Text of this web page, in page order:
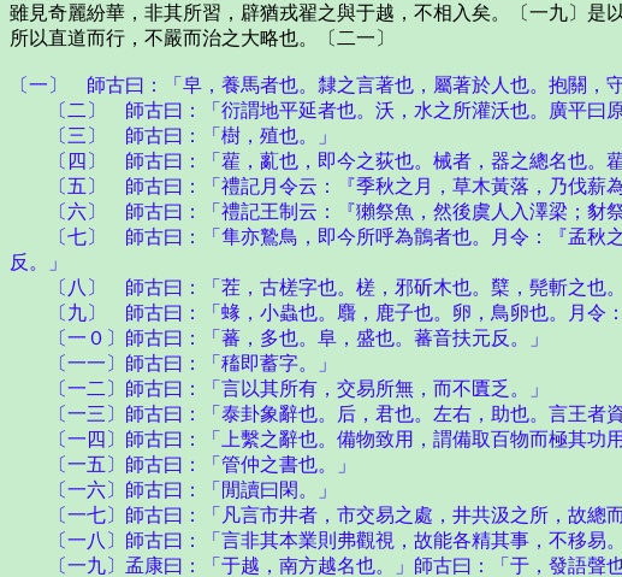
雖見奇麗紛華，非其所習，辟猶戎翟之與于越，不相入矣。〔一九〕
所以直道而行，不嚴而治之大略也。〔二一〕
〔一〕 師古曰：「皁，養馬者也。隸之言著也，屬著於人也。抱關，
〔二〕 師古曰：「衍謂地平延者也。沃，水之所灌沃也。廣平曰原
〔三〕 師古曰：「樹，殖也。」
〔四〕 師古曰：「雚，薍也，即今之荻也。械者，器之總名也。雚
〔五〕 師古曰：「禮記月令云：『季秋之月，草木黃落，乃伐薪為
〔六〕 師古曰：「禮記王制云：『獺祭魚，然後虞人入澤梁；豺祭
〔七〕 師古曰：「隼亦鷙鳥，即今所呼為鶻者也。月令：『孟秋之
反。」
〔八〕 師古曰：「茬，古槎字也。槎，邪斫木也。櫱，髡斬之也。
〔九〕 師古曰：「蝝，小蟲也。麛，鹿子也。卵，鳥卵也。月令：
〔一０〕師古曰：「蕃，多也。阜，盛也。蕃音扶元反。」
〔一一〕師古曰：「稸即蓄字。」
〔一二〕師古曰：「言以其所有，交易所無，而不匱乏。」
〔一三〕師古曰：「泰卦象辭也。后，君也。左右，助也。言王者
〔一四〕師古曰：「上繫之辭也。備物致用，謂備取百物而極其功用
〔一五〕師古曰：「管仲之書也。」
〔一六〕師古曰：「閒讀曰閑。」
〔一七〕師古曰：「凡言市井者，市交易之處，井共汲之所，故總而
〔一八〕師古曰：「言非其本業則弗觀視，故能各精其事，不移易。
〔一九〕孟康曰：「于越，南方越名也。」師古曰：「于，發語聲也